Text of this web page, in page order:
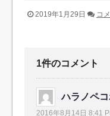
2019年1月29日 コ
1件のコメント
ハラノペ
2016年8月14日 8:41